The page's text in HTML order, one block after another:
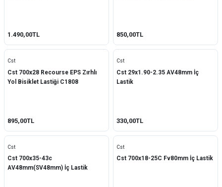
1.490,00TL 850,00TL
Cst
Cst 700x28 Recourse EPS Zırhlı
Yol Bisiklet Lastiği C1808
895,00TL
Cst
Cst 29x1.90-2.35 AV48mm İç
Lastik
330,00TL
Cst
Cst 700x35-43c
AV48mm(SV48mm) İç Lastik
Cst
Cst 700x18-25C Fv80mm İç Lastik